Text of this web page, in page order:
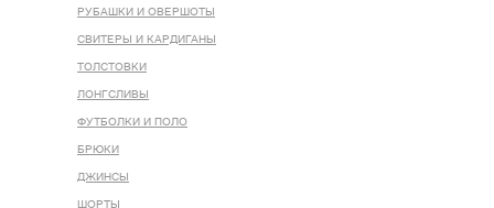
РУБАШКИ И ОВЕРШОТЫ
СВИТЕРЫ И КАРДИГАНЫ
ТОЛСТОВКИ
ЛОНГСЛИВЫ
ФУТБОЛКИ И ПОЛО
БРЮКИ
ДЖИНСЫ
ШОРТЫ